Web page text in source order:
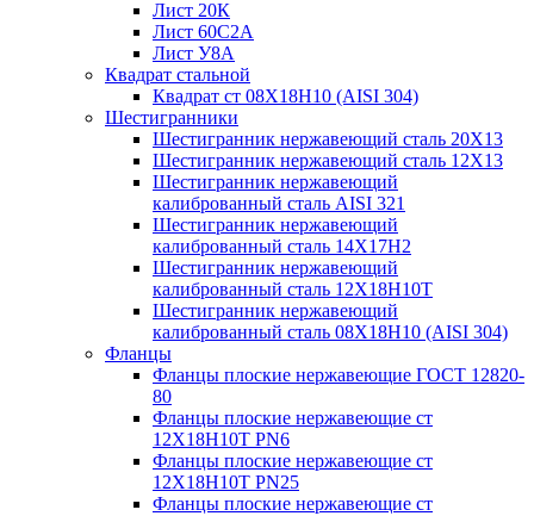
Лист 20К
Лист 60С2А
Лист У8А
Квадрат стальной
Квадрат ст 08Х18Н10 (AISI 304)
Шестигранники
Шестигранник нержавеющий сталь 20Х13
Шестигранник нержавеющий сталь 12Х13
Шестигранник нержавеющий
калиброванный сталь AISI 321
Шестигранник нержавеющий
калиброванный сталь 14Х17Н2
Шестигранник нержавеющий
калиброванный сталь 12Х18Н10Т
Шестигранник нержавеющий
калиброванный сталь 08Х18Н10 (AISI 304)
Фланцы
Фланцы плоские нержавеющие ГОСТ 12820-
80
Фланцы плоские нержавеющие ст
12Х18Н10Т PN6
Фланцы плоские нержавеющие ст
12Х18Н10Т PN25
Фланцы плоские нержавеющие ст